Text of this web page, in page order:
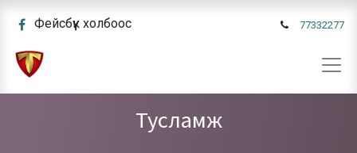
Фейсбүүк холбоос 77332277
Тусламж